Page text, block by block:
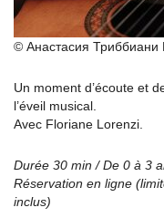
© Анастасия Триббиани
Un moment d’écoute et
l’éveil musical.
Avec Floriane Lorenzi.
Durée 30 min / De 0 à 3
Réservation en ligne
inclus)